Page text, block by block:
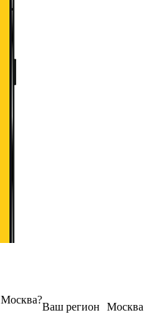
Москва
Ваш регион
Москва?